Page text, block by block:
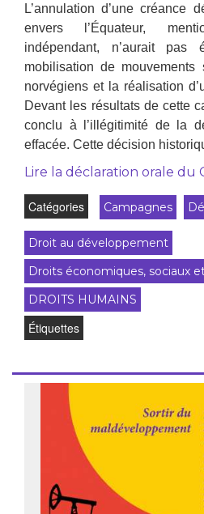
L’annulation d’une créance
envers l’Équateur,
indépendant, n’aurait
mobilisation de mouvements
norvégiens et la réalisation
Devant les résultats de cette
conclu à l’illégitimité de la
effacée. Cette décision
Lire la déclaration orale du
Catégories Campagnes
Droit au développement
Droits économiques, sociaux
DROITS HUMAINS
Étiquettes